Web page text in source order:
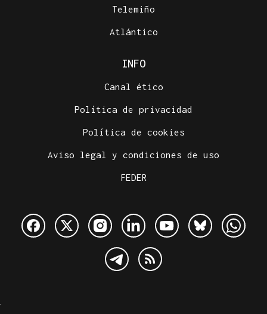
Telemiño
Atlántico
INFO
Canal ético
Política de privacidad
Política de cookies
Aviso legal y condiciones de uso
FEDER